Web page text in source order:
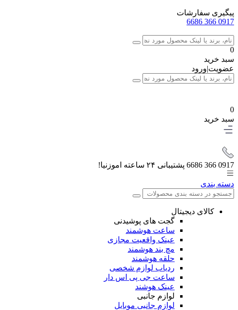
پیگیری سفارشات
0917 366 6686
0
سبد خرید
عضویت|ورود
0
سبد خرید
0917 366 6686 پشتیبانی ۲۴ ساعته اموزنیا!
دسته بندی
کالای دیجیتال
گجت های پوشیدنی
ساعت هوشمند
عینک واقعیت مجازی
مچ بند هوشمند
حلقه هوشمند
ردیاب لوازم شخصی
ساعت جی پی اس دار
عینک هوشند
لوازم جانبی
لوازم جانبی موبایل